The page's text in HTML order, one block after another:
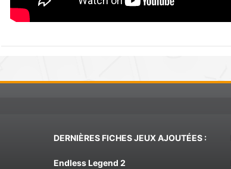
DERNIÈRES FICHES JEUX AJOUTÉES :
Endless Legend 2